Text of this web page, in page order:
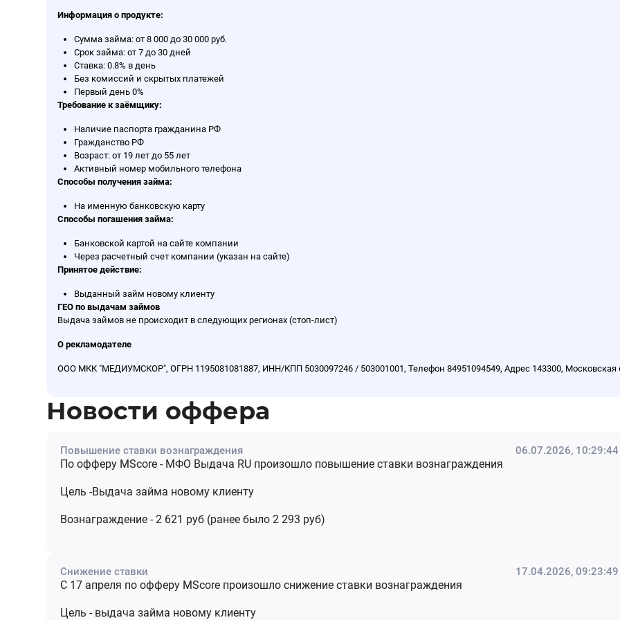
Информация о продукте:
Сумма займа: от 8 000 до 30 000 руб.
Срок займа: от 7 до 30 дней
Ставка: 0.8% в день
Без комиссий и скрытых платежей
Первый день 0%
Требование к заёмщику:
Наличие паспорта гражданина РФ
Гражданство РФ
Возраст: от 19 лет до 55 лет
Активный номер мобильного телефона
Способы получения займа:
На именную банковскую карту
Способы погашения займа:
Банковской картой на сайте компании
Через расчетный счет компании (указан на сайте)
Принятое действие:
Выданный займ новому клиенту
ГЕО по выдачам займов
Выдача займов не происходит в следующих регионах (стоп-лист)
О рекламодателе
ООО МКК "МЕДИУМСКОР", ОГРН 1195081081887, ИНН/КПП 5030097246 / 503001001, Телефон 84951094549, Адрес 143300, Московская
Новости оффера
Повышение ставки вознаграждения 06.07.2026, 10:29:44
По офферу MScore - МФО Выдача RU произошло повышение ставки вознаграждения
Цель -Выдача займа новому клиенту
Вознаграждение - 2 621 руб (ранее было 2 293 руб)
Снижение ставки 17.04.2026, 09:23:49
С 17 апреля по офферу MScore произошло снижение ставки вознаграждения
Цель - выдача займа новому клиенту